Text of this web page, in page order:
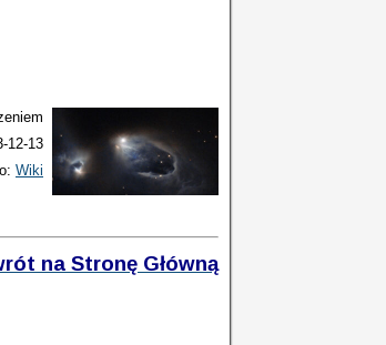
12-13
Wiki
na Stronę Główną